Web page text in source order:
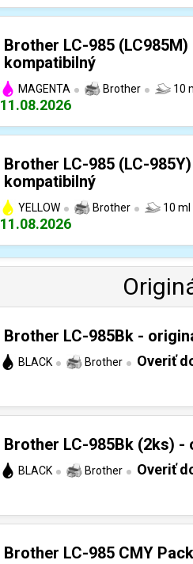
Brother LC-985
kompatibilný
MAGENTA Brother 10
11.08.2026
Brother LC-985 (LC-
kompatibilný
YELLOW Brother 10 ml
11.08.2026
Brother LC-985Bk -
BLACK Brother Overiť
Brother LC-985Bk (2ks) -
BLACK Brother Overiť
Brother LC-985 CMY